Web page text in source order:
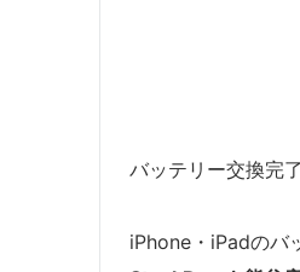
バッテリー交換完
iPhone・iPadのバ